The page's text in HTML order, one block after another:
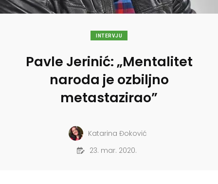
INTERVJU
Pavle Jerinić: „Mentalitet
naroda je ozbiljno
metastazirao”
Katarina Đoković
23. mar. 2020.